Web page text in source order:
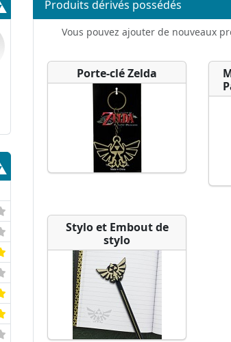
Produits dérivés possédés
Vous pouvez ajouter de nouveaux
Porte-clé Zelda
Stylo et Embout de
stylo